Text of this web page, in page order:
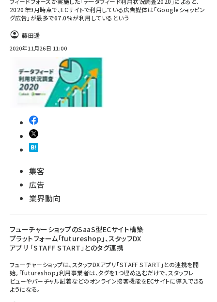
2020年9月時点で、ECサイトで利用している広告媒体は「Googleショッピン
グ広告」が最多で67.0%が利用しているという
藤田遥
2020年11月26日 11:00
集客
広告
業界動向
フューチャーショップのSaaS型ECサイト構築
プラットフォーム「futureshop」、スタッフDX
アプリ 「STAFF START」とのタグ連携
フューチャーショップは、スタッフDXアプリ「STAFF START」との連携を開
始。「futureshop」利用事業者は、タグを1つ埋め込むだけで、スタッフレ
ビューやバーチャル試着などのオンライン接客機能をECサイトに導入できる
ようになる。